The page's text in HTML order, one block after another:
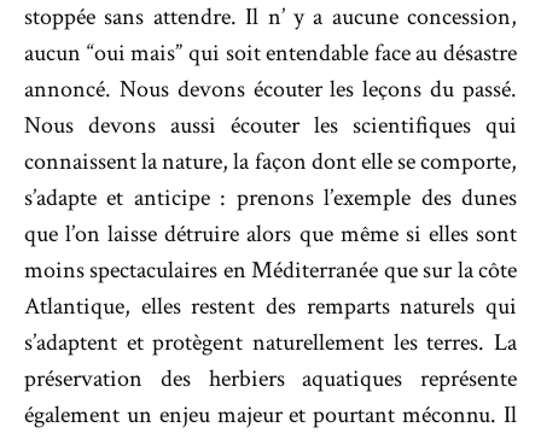
stoppée sans attendre. Il n’ y a aucune concession,
aucun “oui mais” qui soit entendable face au désastre
annoncé. Nous devons écouter les leçons du passé.
Nous devons aussi écouter les scientifiques qui
connaissent la nature, la façon dont elle se comporte,
s’adapte et anticipe : prenons l’exemple des dunes
que l’on laisse détruire alors que même si elles sont
moins spectaculaires en Méditerranée que sur la côte
Atlantique, elles restent des remparts naturels qui
s’adaptent et protègent naturellement les terres. La
préservation des herbiers aquatiques représente
également un enjeu majeur et pourtant méconnu. Il